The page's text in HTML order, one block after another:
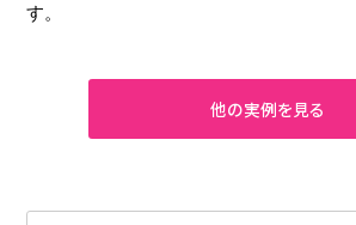
す。